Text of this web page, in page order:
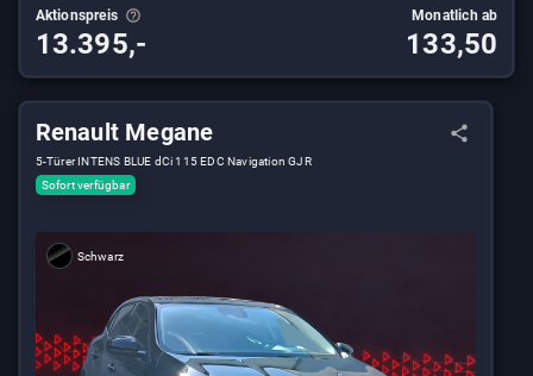
Aktionspreis
13.395,-
Monatlich ab
133,50
Renault Megane
5-Türer INTENS BLUE dCi 115 EDC Navigation GJR
Sofort verfügbar
Schwarz